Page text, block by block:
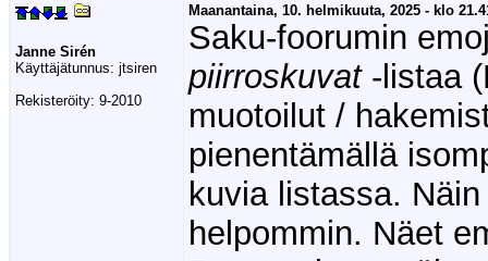
Janne Sirén
Käyttäjätunnus: jtsiren
Rekisteröity: 9-2010
Maanantaina, 10. helmikuuta, 2025 - klo
Saku-foorumin
piirroskuvat-listaa
muotoilut /
pienentämällä
kuvia listassa.
helpommin. Näet